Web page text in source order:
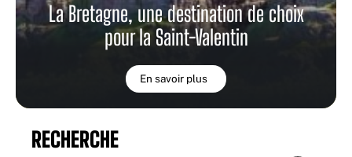
La Bretagne, une destination de choix
pour la Saint-Valentin
En savoir plus
RECHERCHE